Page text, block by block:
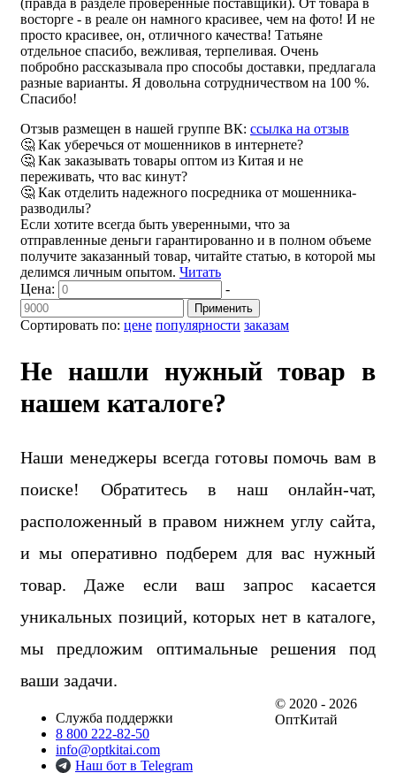
восторге - в реале он намного красивее, чем на фото! И не
просто красивее, он, отличного качества! Татьяне
отдельное спасибо, вежливая, терпеливая. Очень
побробно рассказывала про способы доставки, предлагала
разные варианты. Я довольна сотрудничеством на 100 %.
Спасибо!
Отзыв размещен в нашей группе ВК: ссылка на отзыв
🤔 Как уберечься от мошенников в интернете?
🤔 Как заказывать товары оптом из Китая и не
переживать, что вас кинут?
🤔 Как отделить надежного посредника от мошенника-
разводилы?
Если хотите всегда быть уверенными, что за
отправленные деньги гарантированно и в полном объеме
получите заказанный товар, читайте статью, в которой мы
делимся личным опытом. Читать
Сортировать по: цене популярности заказам
Цена: -
Применить
Не нашли нужный товар в
нашем каталоге?
Наши менеджеры всегда готовы помочь вам в
поиске! Обратитесь в наш онлайн-чат,
расположенный в правом нижнем углу сайта,
и мы оперативно подберем для вас нужный
товар. Даже если ваш запрос касается
уникальных позиций, которых нет в каталоге,
мы предложим оптимальные решения под
ваши задачи.
Служба поддержки
8 800 222-82-50
info@optkitai.com
Наш бот в Telegram
© 2020 - 2026
ОптКитай